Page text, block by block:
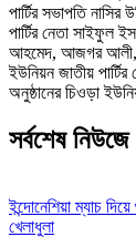
পার্টির সভাপতি
পার্টির নেতা সাইফুল
আহমেদ, আজগর আলী,
ইউনিয়ন জাতীয়
অনুষ্ঠানের চিওড়া
সর্বশেষ নিউজে
ইন্দোনেশিয়া ম্যাচ
খেলাধুলা